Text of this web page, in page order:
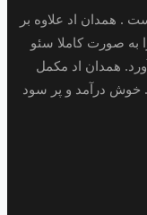
. همدان اد علاوه بر
به صورت کاملا سئو
همدان اد مکمل
درآمد و پر سود